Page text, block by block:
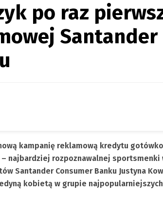
po raz
Santander
kampanię reklamową kredytu
– najbardziej rozpoznawalnej sportsmenki
Santander Consumer Banku Justyna
kobietą w grupie